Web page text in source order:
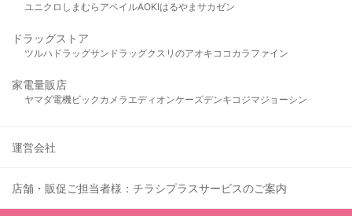
ユニクロ しまむら アベイルAOKIはるやま サカゼン
ドラッグストア
ツルハドラッグサンドラッグクスリのアオキ ココカラファイン
家電量販店
ヤマダ電機ビックカメラ エディオンケーズデンキ コジマジョーシン
運営会社
店舗・販促ご担当者様：チラシプラスサービスのご案内